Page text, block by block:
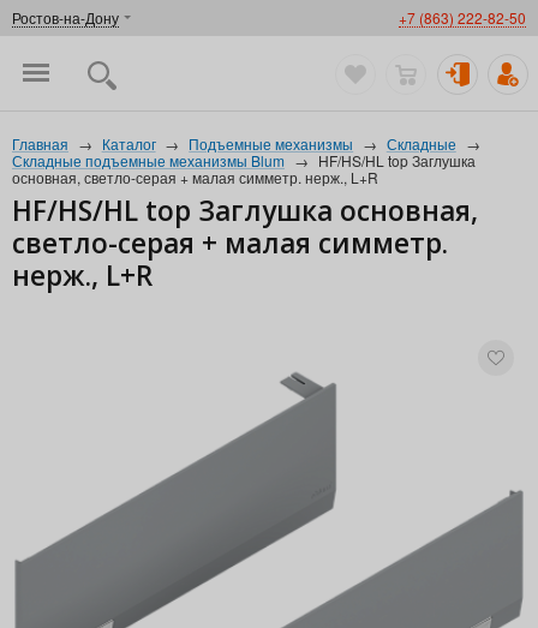
Ростов-на-Дону +7 (863) 222-82-50
Главная → Каталог → Подъемные механизмы → Складные →
Складные подъемные механизмы Blum → HF/HS/HL top Заглушка
основная, светло-серая + малая симметр. нерж., L+R
HF/HS/HL top Заглушка основная,
светло-серая + малая симметр.
нерж., L+R